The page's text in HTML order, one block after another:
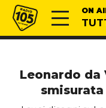
Vai al contenuto
Radio 105 ON
Leonardo da